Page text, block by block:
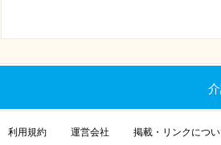
利用規約 運営会社 掲載・リンクにつ